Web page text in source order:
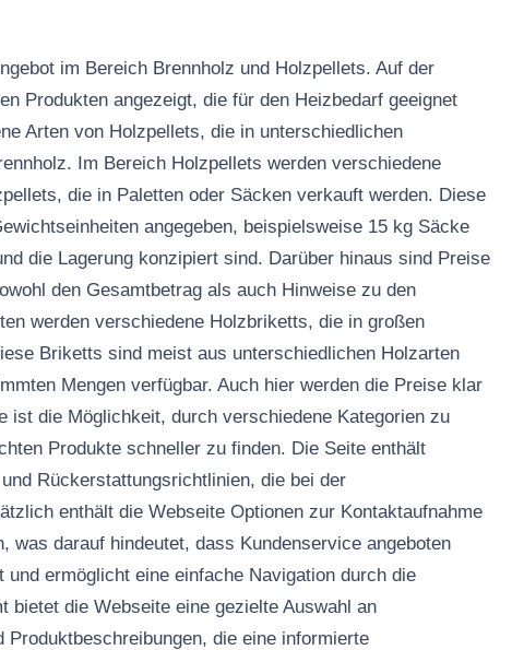
im Bereich Brennholz und Holzpellets. Auf der
Produkten angezeigt, die für den Heizbedarf geeignet
Arten von Holzpellets, die in unterschiedlichen
Im Bereich Holzpellets werden verschiedene
die in Paletten oder Säcken verkauft werden. Diese
angegeben, beispielsweise 15 kg Säcke
die Lagerung konzipiert sind. Darüber hinaus sind Preise
den Gesamtbetrag als auch Hinweise zu den
werden verschiedene Holzbriketts, die in großen
Briketts sind meist aus unterschiedlichen Holzarten
Mengen verfügbar. Auch hier werden die Preise klar
ist die Möglichkeit, durch verschiedene Kategorien zu
Produkte schneller zu finden. Die Seite enthält
Rückerstattungsrichtlinien, die bei der
enthält die Webseite Optionen zur Kontaktaufnahme
was darauf hindeutet, dass Kun­denservice angeboten
ermöglicht eine einfache Navigation durch die
bietet die Webseite eine gezielte Auswahl an
die eine informierte